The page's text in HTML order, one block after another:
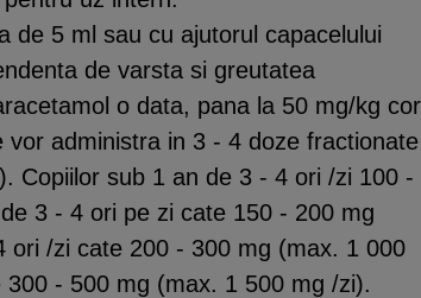
de 5 ml sau cu ajutorul capacelului
de varsta si greutatea
o data, pana la 50 mg/kg
administra in 3 - 4 doze fractionate
Copiilor sub 1 an de 3 - 4 ori /zi 100 -
3 - 4 ori pe zi cate 150 - 200 mg
ori /zi cate 200 - 300 mg (max. 1 000
- 500 mg (max. 1 500 mg /zi).